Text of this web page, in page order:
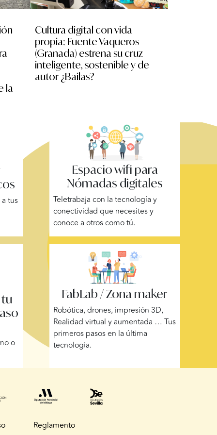
la
Cultura digital con vida
propia: Fuente Vaqueros
(Granada) estrena su cruz
inteligente, sostenible y de
autor ¿Bailas?
tus
Espacio wifi para
Nómadas digitales
Teletrabaja con la tecnología y
conectividad que necesites y
conoce a otros como tú.
o
FabLab / Zona maker
Robótica, drones, impresión 3D,
Realidad virtual y aumentada … Tus
primeros pasos en la última
tecnología.
Reglamento